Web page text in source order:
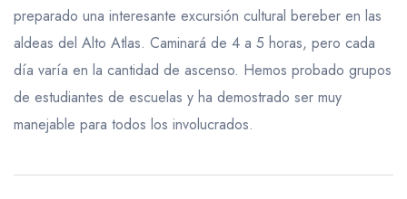
preparado una interesante excursión cultural bereber en las
aldeas del Alto Atlas. Caminará de 4 a 5 horas, pero cada
día varía en la cantidad de ascenso. Hemos probado grupos
de estudiantes de escuelas y ha demostrado ser muy
manejable para todos los involucrados.